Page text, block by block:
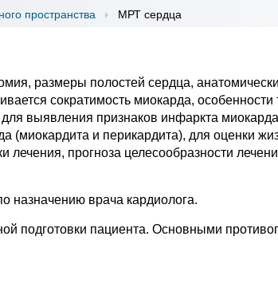
пространства МРТ сердца
размеры полостей сердца,
сократимость миокарда,
выявления признаков инфаркта
(миокардита и перикардита), для оценки
лечения, прогноза целесообразности
назначению врача кардиолога.
подготовки пациента. Основными